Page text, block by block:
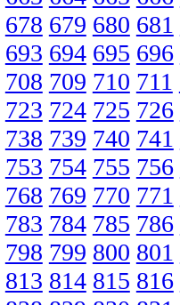
678 679 680 681
693 694 695 696
708 709 710 711
723 724 725 726
738 739 740 741
753 754 755 756
768 769 770 771
783 784 785 786
798 799 800 801
813 814 815 816